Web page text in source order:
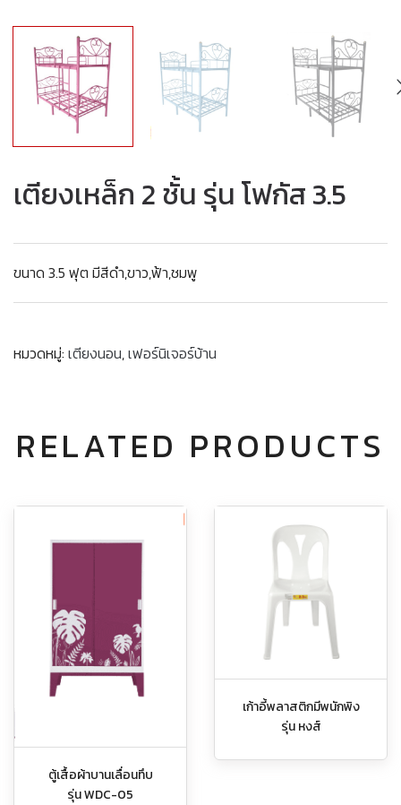
เตียงเหล็ก 2 ชั้น รุ่น โฟกัส 3.5
ขนาด 3.5 ฟุต มีสีดำ,ขาว,ฟ้า,ชมพู
หมวดหมู่: เตียงนอน,เฟอร์นิเจอร์บ้าน
RELATED PRODUCTS
ตู้เสื้อผ้าบานเลื่อนทึบ
รุ่น WDC-05
เก้าอี้พลาสติกมีพนักพิง
รุ่น หงส์